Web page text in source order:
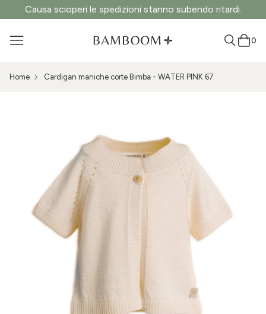
Causa scioperi le spedizioni stanno subendo ritardi.
0
Home Cardigan maniche corte Bimba - WATER PINK 67